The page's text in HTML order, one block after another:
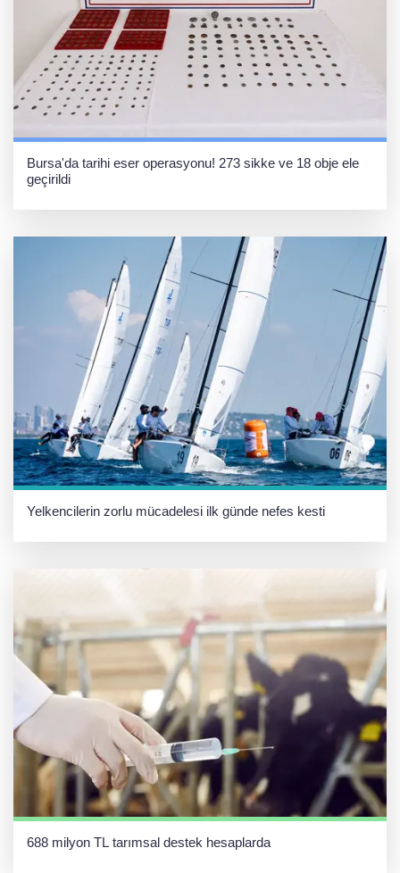
Bursa'da tarihi eser operasyonu! 273 sikke ve 18 obje ele
geçirildi
Yelkencilerin zorlu mücadelesi ilk günde nefes kesti
688 milyon TL tarımsal destek hesaplarda